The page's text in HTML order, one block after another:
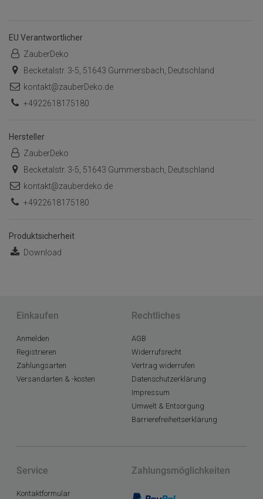
EU Verantwortlicher
ZauberDeko
Becketalstr. 3-5, 51643 Gummersbach, Deutschland
kontakt@zauberDeko.de
+4922618175180
Hersteller
ZauberDeko
Becketalstr. 3-5, 51643 Gummersbach, Deutschland
kontakt@zauberdeko.de
+4922618175180
Produktsicherheit
Download
Einkaufen
Anmelden
Registrieren
Zahlungsarten
Versandarten & -kosten
Rechtliches
AGB
Widerrufsrecht
Vertrag widerrufen
Datenschutzerklärung
Impressum
Umwelt & Entsorgung
Barrierefreiheitserklärung
Service
Kontaktformular
Zahlungsmöglichkeiten